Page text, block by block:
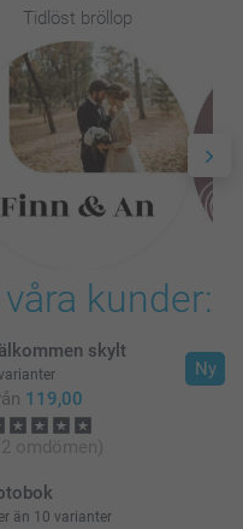
Tidlöst bröllop
kunder:
Ny
skylt
119,00
omdömen)
än 10 varianter